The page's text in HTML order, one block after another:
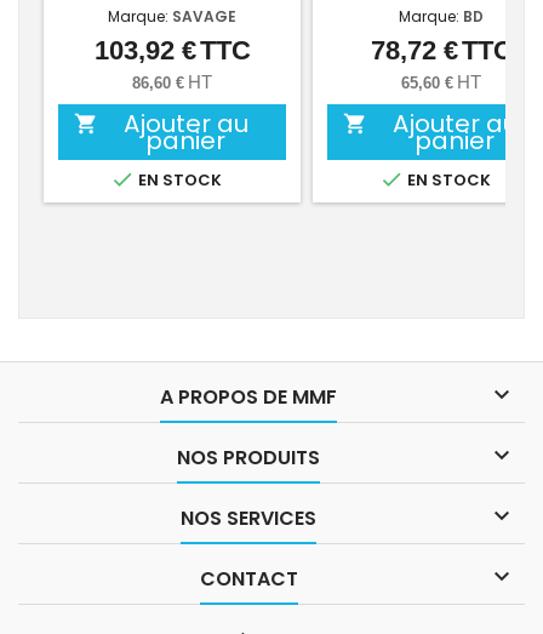
Marque: SAVAGE
Prix
103,92 €TTC
86,60 € HT
 Ajouter au
panier
 EN STOCK
Marque: BD
Prix
78,72 €TTC
65,60 € HT
 Ajouter au
panier
 EN STOCK
A PROPOS DE MMF 
NOS PRODUITS 
NOS SERVICES 
CONTACT 